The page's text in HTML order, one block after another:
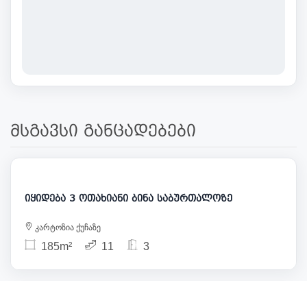
მსგავსი განცადებები
326 000
იყიდება 3 ოთახიანი ბინა საბურთალოზე
კარტოზია ქუჩაზე
185m² 11 3